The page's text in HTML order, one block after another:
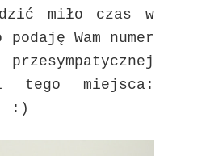
miło czas w
Wam numer
tego miejsca:
:)